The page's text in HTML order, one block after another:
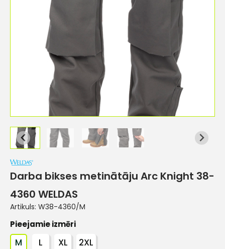
Darba bikses metinātāju Arc Knight 38-
4360 WELDAS
Artikuls: W38-4360/M
Pieejamie izmēri
M L XL 2XL